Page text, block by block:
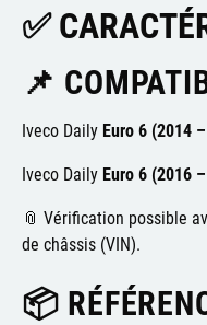
✅
📌
Iveco Daily Euro 6 (2014
Iveco Daily Euro 6 (2016
📎 Vérification possible
de châssis (VIN).
📦